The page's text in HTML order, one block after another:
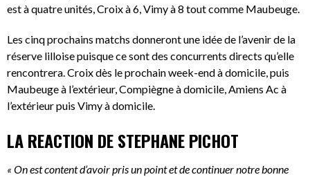
est à quatre unités, Croix à 6, Vimy à 8 tout comme Maubeuge.
Les cinq prochains matchs donneront une idée de l’avenir de la
réserve lilloise puisque ce sont des concurrents directs qu’elle
rencontrera. Croix dès le prochain week-end à domicile, puis
Maubeuge à l’extérieur, Compiègne à domicile, Amiens Ac à
l’extérieur puis Vimy à domicile.
LA REACTION DE STEPHANE PICHOT
« On est content d’avoir pris un point et de continuer notre bonne